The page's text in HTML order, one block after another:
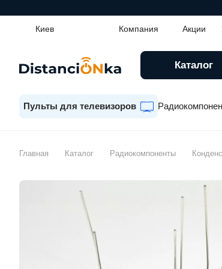
Киев Компания Акции
Каталог
Пульты для телевизоров
Главная Каталог Радиокомпоненты